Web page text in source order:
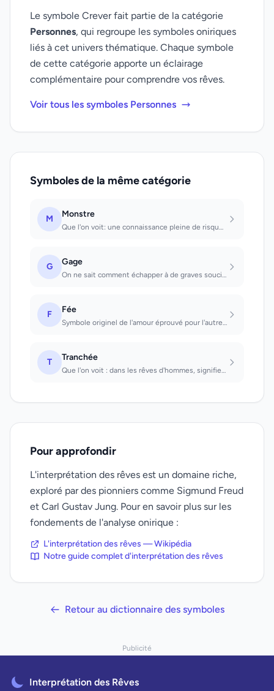
Le symbole Crever fait partie de la catégorie
Personnes, qui regroupe les symboles oniriques
liés à cet univers thématique. Chaque symbole
de cette catégorie apporte un éclairage
complémentaire pour comprendre vos rêves.
Voir tous les symboles Personnes
Symboles de la même catégorie
M Monstre
Que l'on voit: une connaissance pleine de risques.
G Gage
On ne sait comment échapper à de graves soucis et on doit chercher à sauver ce q...
F Fée
Symbole originel de l'amour éprouvé pour l'autre sexe. Que l'on voit : avenir he...
T Tranchée
Que l'on voit : dans les rêves d'hommes, signifie qu'une convocation sous les dr...
Pour approfondir
L'interprétation des rêves est un domaine riche,
exploré par des pionniers comme Sigmund Freud
et Carl Gustav Jung. Pour en savoir plus sur les
fondements de l'analyse onirique :
L'interprétation des rêves — Wikipédia
Notre guide complet d'interprétation des rêves
Retour au dictionnaire des symboles
Publicité
Interprétation des Rêves